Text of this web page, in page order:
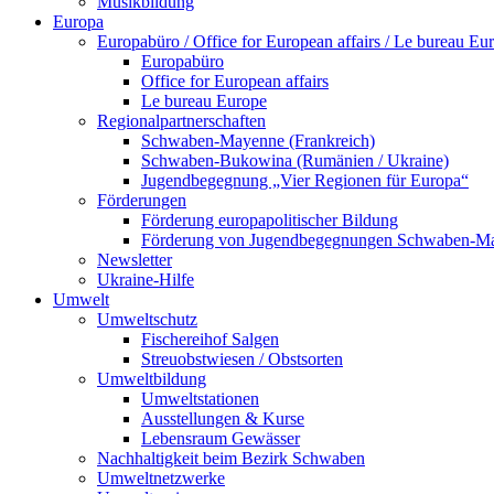
Europa
Europabüro / Office for European affairs / Le bureau
Europabüro
Office for European affairs
Le bureau Europe
Regionalpartnerschaften
Schwaben-Mayenne (Frankreich)
Schwaben-Bukowina (Rumänien / Ukraine)
Jugendbegegnung „Vier Regionen für Europa“
Förderungen
Förderung europapolitischer Bildung
Förderung von Jugendbegegnungen Schwaben-
Newsletter
Ukraine-Hilfe
Umwelt
Umweltschutz
Fischereihof Salgen
Streuobstwiesen / Obstsorten
Umweltbildung
Umweltstationen
Ausstellungen & Kurse
Lebensraum Gewässer
Nachhaltigkeit beim Bezirk Schwaben
Umweltnetzwerke